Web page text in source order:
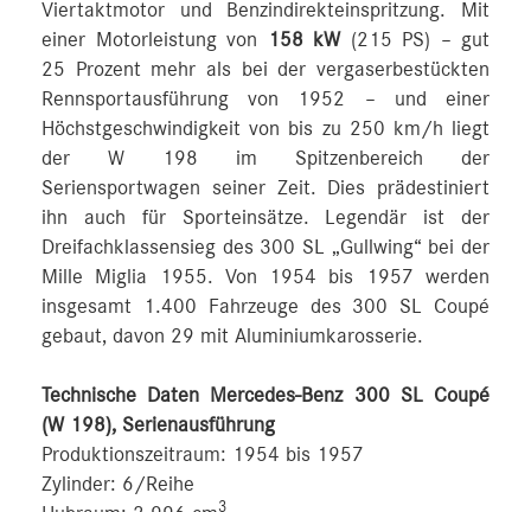
Viertaktmotor und Benzindirekteinspritzung. Mit
einer Motorleistung von
158 kW(215 PS) – gut
25 Prozent mehr als bei der vergaserbestückten
Rennsportausführung von 1952 – und einer
Höchstgeschwindigkeit von bis zu 250 km/h liegt
der W 198 im Spitzenbereich der
Seriensportwagen seiner Zeit. Dies prädestiniert
ihn auch für Sporteinsätze. Legendär ist der
Dreifachklassensieg des 300 SL „Gullwing“ bei der
Mille Miglia 1955. Von 1954 bis 1957 werden
insgesamt 1.400 Fahrzeuge des 300 SL Coupé
gebaut, davon 29 mit Aluminiumkarosserie.
Technische Daten Mercedes-Benz 300 SL Coupé
(W 198), Serienausführung
Produktionszeitraum: 1954 bis 1957
Zylinder: 6/Reihe
3